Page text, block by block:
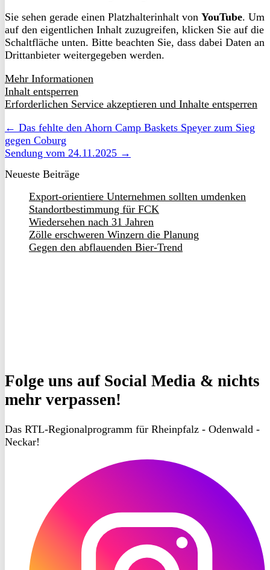
Sie sehen gerade einen Platzhalterinhalt von YouTube. Um
auf den eigentlichen Inhalt zuzugreifen, klicken Sie auf die
Schaltfläche unten. Bitte beachten Sie, dass dabei Daten an
Drittanbieter weitergegeben werden.
Mehr Informationen
Inhalt entsperren
Erforderlichen Service akzeptieren und Inhalte entsperren
← Das fehlte den Ahorn Camp Baskets Speyer zum Sieg
gegen Coburg
Sendung vom 24.11.2025 →
Neueste Beiträge
Export-orientiere Unternehmen sollten umdenken
Standortbestimmung für FCK
Wiedersehen nach 31 Jahren
Zölle erschweren Winzern die Planung
Gegen den abflauenden Bier-Trend
Folge uns auf Social Media & nichts
mehr verpassen!
Das RTL-Regionalprogramm für Rheinpfalz - Odenwald -
Neckar!
Instagram